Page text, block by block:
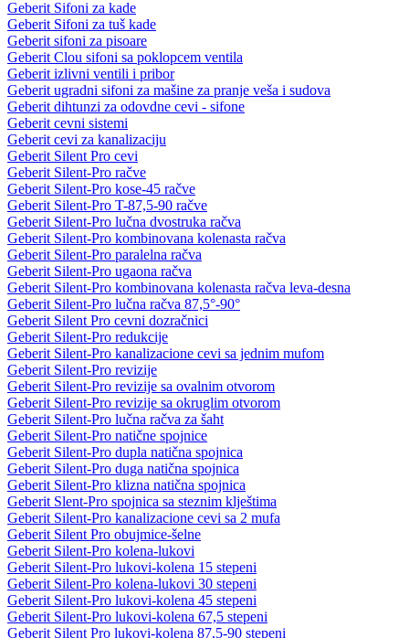
Geberit Sifoni za kade
Geberit Sifoni za tuš kade
Geberit sifoni za pisoare
Geberit Clou sifoni sa poklopcem ventila
Geberit izlivni ventili i pribor
Geberit ugradni sifoni za mašine za pranje veša i sudova
Geberit dihtunzi za odovdne cevi - sifone
Geberit cevni sistemi
Geberit cevi za kanalizaciju
Geberit Silent Pro cevi
Geberit Silent-Pro račve
Geberit Silent-Pro kose-45 račve
Geberit Silent-Pro T-87,5-90 račve
Geberit Silent-Pro lučna dvostruka račva
Geberit Silent-Pro kombinovana kolenasta račva
Geberit Silent-Pro paralelna račva
Geberit Silent-Pro ugaona račva
Geberit Silent-Pro kombinovana kolenasta račva leva-desna
Geberit Silent-Pro lučna račva 87,5°-90°
Geberit Silent Pro cevni dozračnici
Geberit Silent-Pro redukcije
Geberit Silent-Pro kanalizacione cevi sa jednim mufom
Geberit Silent-Pro revizije
Geberit Silent-Pro revizije sa ovalnim otvorom
Geberit Silent-Pro revizije sa okruglim otvorom
Geberit Silent-Pro lučna račva za šaht
Geberit Silent-Pro natične spojnice
Geberit Silent-Pro dupla natična spojnica
Geberit Silent-Pro duga natična spojnica
Geberit Silent-Pro klizna natična spojnica
Geberit Slent-Pro spojnica sa steznim klještima
Geberit Silent-Pro kanalizacione cevi sa 2 mufa
Geberit Silent Pro obujmice-šelne
Geberit Silent-Pro kolena-lukovi
Geberit Silent-Pro lukovi-kolena 15 stepeni
Geberit Silent-Pro kolena-lukovi 30 stepeni
Geberit Silent-Pro lukovi-kolena 45 stepeni
Geberit Silent-Pro lukovi-kolena 67,5 stepeni
Geberit Silent Pro lukovi-kolena 87,5-90 stepeni